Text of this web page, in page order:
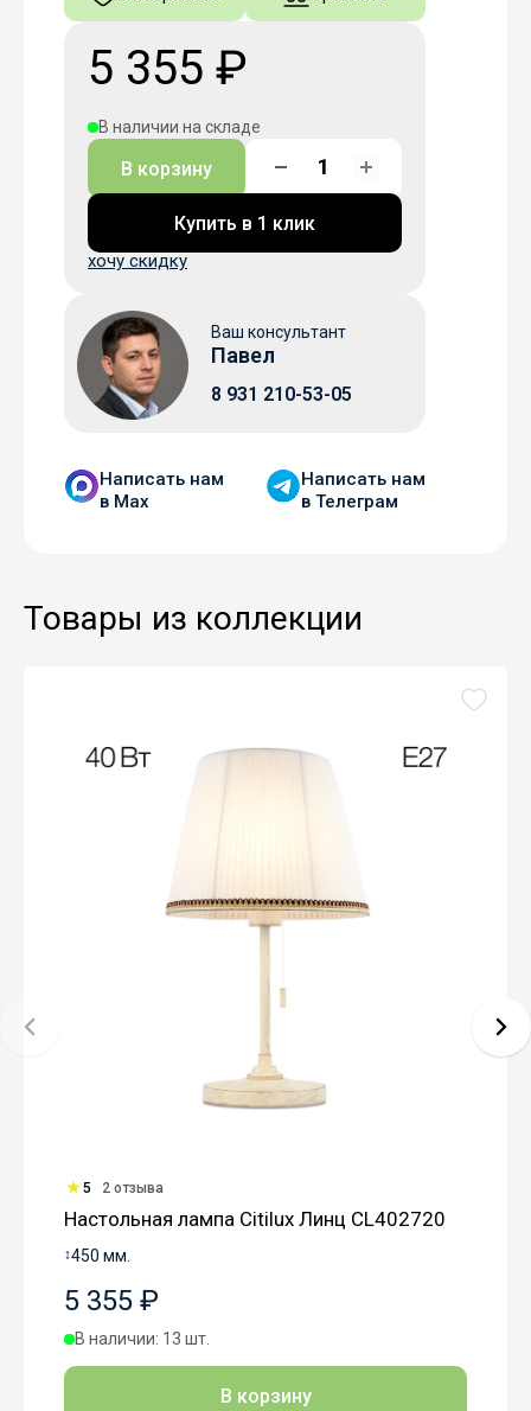
Ваш консультант
Павел
8 931 210-53-05
Написать нам
в Мax
Написать нам
в Телеграм
5 355 ₽
В наличии на складе
В корзину
Купить в 1 клик
хочу скидку
Товары из коллекции
5 2 отзыва
Настольная лампа Citilux Линц CL402720
↕450 мм.
5 355 ₽
В наличии: 13 шт.
В корзину